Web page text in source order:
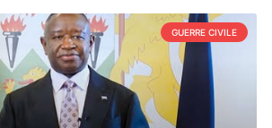
GUERRE CIVILE